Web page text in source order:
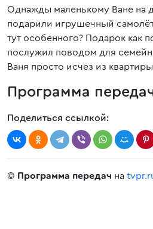
Однажды маленькому Ване на
подарили игрушечный
тут особенного? Подарок как
послужил поводом для
Ваня просто исчез из
Программа
Поделиться ссылкой:
© Программа передач на